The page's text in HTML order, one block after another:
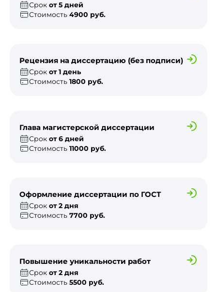
Срок от 5 дней
Стоимость 4900 руб.
Рецензия на диссертацию (без подписи)
Срок от 1 день
Стоимость 1800 руб.
Глава магистерской диссертации
Срок от 6 дней
Стоимость 11000 руб.
Оформление диссертации по ГОСТ
Срок от 2 дня
Стоимость 7700 руб.
Повышение уникальности работ
Срок от 2 дня
Стоимость 5500 руб.